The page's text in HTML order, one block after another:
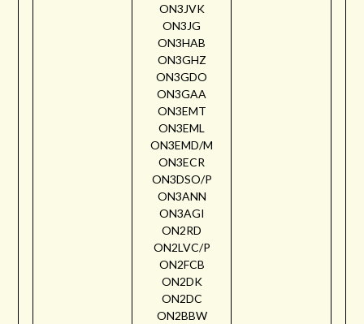
ON3JVK
ON3JG
ON3HAB
ON3GHZ
ON3GDO
ON3GAA
ON3EMT
ON3EML
ON3EMD/M
ON3ECR
ON3DSO/P
ON3ANN
ON3AGI
ON2RD
ON2LVC/P
ON2FCB
ON2DK
ON2DC
ON2BBW